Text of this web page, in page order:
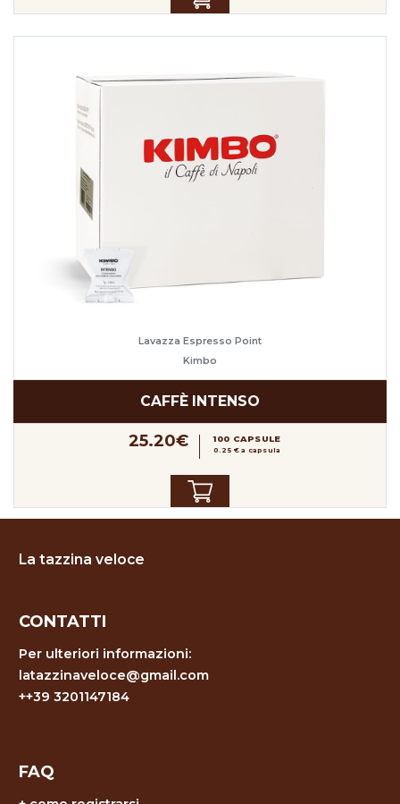
Lavazza Espresso Point
Kimbo
CAFFÈ INTENSO
25.20€ 100 CAPSULE
0.25 € a capsula
La tazzina veloce
CONTATTI
Per ulteriori informazioni:
latazzinaveloce@gmail.com
++39 3201147184
FAQ